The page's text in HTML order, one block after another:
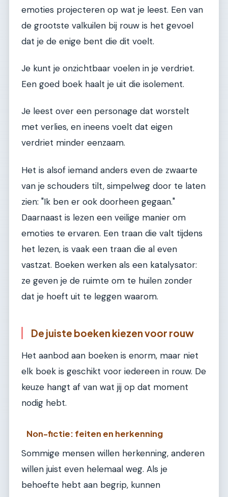
emoties projecteren op wat je leest. Een van
de grootste valkuilen bij rouw is het gevoel
dat je de enige bent die dit voelt.
Je kunt je onzichtbaar voelen in je verdriet.
Een goed boek haalt je uit die isolement.
Je leest over een personage dat worstelt
met verlies, en ineens voelt dat eigen
verdriet minder eenzaam.
Het is alsof iemand anders even de zwaarte
van je schouders tilt, simpelweg door te laten
zien: "Ik ben er ook doorheen gegaan."
Daarnaast is lezen een veilige manier om
emoties te ervaren. Een traan die valt tijdens
het lezen, is vaak een traan die al even
vastzat. Boeken werken als een katalysator:
ze geven je de ruimte om te huilen zonder
dat je hoeft uit te leggen waarom.
De juiste boeken kiezen voor rouw
Het aanbod aan boeken is enorm, maar niet
elk boek is geschikt voor iedereen in rouw. De
keuze hangt af van wat jij op dat moment
nodig hebt.
Non-fictie: feiten en herkenning
Sommige mensen willen herkenning, anderen
willen juist even helemaal weg. Als je
behoefte hebt aan begrip, kunnen